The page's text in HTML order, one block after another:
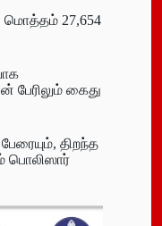
மொத்தம் 27,654
பேரிலும் கைது
திறந்த
பொலிஸார்